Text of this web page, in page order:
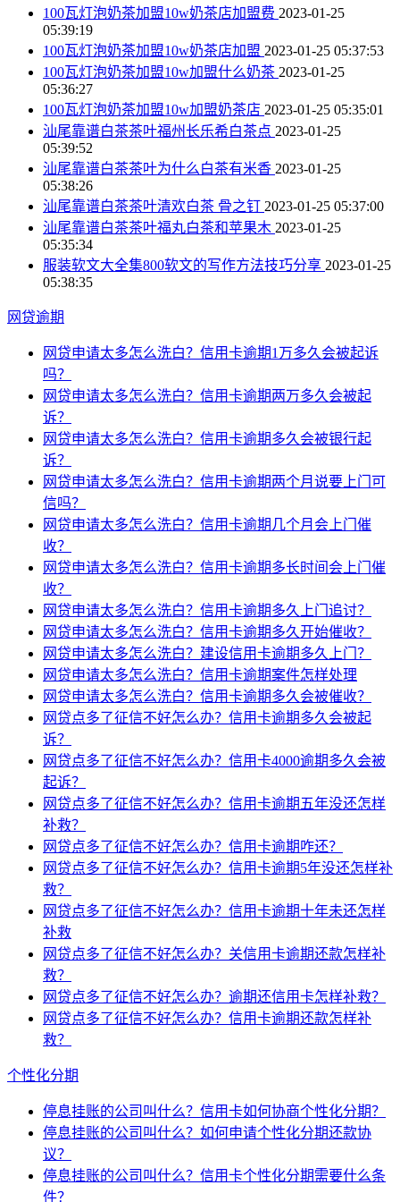
100瓦灯泡奶茶加盟10w奶茶店加盟费 2023-01-25
05:39:19
100瓦灯泡奶茶加盟10w奶茶店加盟 2023-01-25 05:37:53
100瓦灯泡奶茶加盟10w加盟什么奶茶 2023-01-25
05:36:27
100瓦灯泡奶茶加盟10w加盟奶茶店 2023-01-25 05:35:01
汕尾靠谱白茶茶叶福州长乐希白茶点 2023-01-25
05:39:52
汕尾靠谱白茶茶叶为什么白茶有米香 2023-01-25
05:38:26
汕尾靠谱白茶茶叶清欢白茶 骨之钉 2023-01-25 05:37:00
汕尾靠谱白茶茶叶福丸白茶和苹果木 2023-01-25
05:35:34
服装软文大全集800软文的写作方法技巧分享 2023-01-25
05:38:35
网贷逾期
网贷申请太多怎么洗白？信用卡逾期1万多久会被起诉
吗？
网贷申请太多怎么洗白？信用卡逾期两万多久会被起
诉？
网贷申请太多怎么洗白？信用卡逾期多久会被银行起
诉？
网贷申请太多怎么洗白？信用卡逾期两个月说要上门可
信吗？
网贷申请太多怎么洗白？信用卡逾期几个月会上门催
收？
网贷申请太多怎么洗白？信用卡逾期多长时间会上门催
收？
网贷申请太多怎么洗白？信用卡逾期多久上门追讨？
网贷申请太多怎么洗白？信用卡逾期多久开始催收？
网贷申请太多怎么洗白？建设信用卡逾期多久上门？
网贷申请太多怎么洗白？信用卡逾期案件怎样处理
网贷申请太多怎么洗白？信用卡逾期多久会被催收？
网贷点多了征信不好怎么办？信用卡逾期多久会被起
诉？
网贷点多了征信不好怎么办？信用卡4000逾期多久会被
起诉？
网贷点多了征信不好怎么办？信用卡逾期五年没还怎样
补救？
网贷点多了征信不好怎么办？信用卡逾期咋还？
网贷点多了征信不好怎么办？信用卡逾期5年没还怎样补
救？
网贷点多了征信不好怎么办？信用卡逾期十年未还怎样
补救
网贷点多了征信不好怎么办？关信用卡逾期还款怎样补
救？
网贷点多了征信不好怎么办？逾期还信用卡怎样补救？
网贷点多了征信不好怎么办？信用卡逾期还款怎样补
救？
个性化分期
停息挂账的公司叫什么？信用卡如何协商个性化分期？
停息挂账的公司叫什么？如何申请个性化分期还款协
议？
停息挂账的公司叫什么？信用卡个性化分期需要什么条
件？